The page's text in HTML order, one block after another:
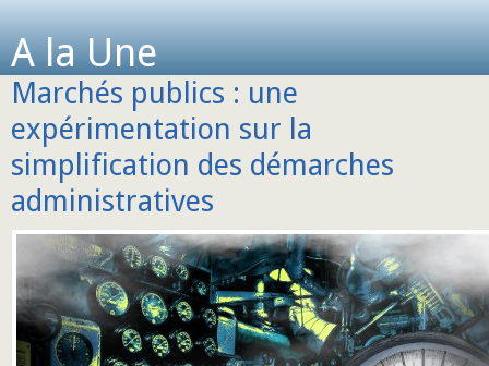
A la Une
Marchés publics : une
expérimentation sur la
simplification des démarches
administratives